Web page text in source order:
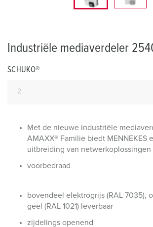
Industriële mediaverdeler
SCHUKO®
Met de nieuwe industriële
AMAXX® Familie biedt MENNEKES
uitbreiding van netwerkoplossingen
voorbedraad
bovendeel elektrogrijs (RAL 7035),
geel (RAL 1021) leverbaar
zijdelings openend